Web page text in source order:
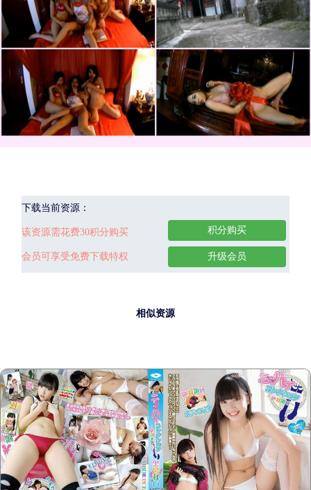
下载当前资源：
该资源需花费30积分购买
会员可享受免费下载特权
积分购买
升级会员
相似资源